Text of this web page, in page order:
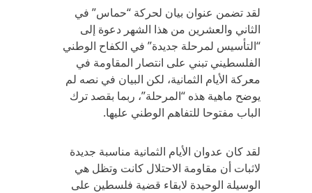
لقد تضمن عنوان بيان لحركة “حماس” في
الثاني والعشرين من هذا الشهر دعوة إلى
“التأسيس لمرحلة جديدة” في الكفاح الوطني
الفلسطيني تبني على انتصار المقاومة في
معركة الأيام الثمانية، لكن البيان في نصه لم
يوضح ماهية هذه “المرحلة”، ربما بقصد ترك
الباب مفتوحا للتفاهم الوطني عليها.
لقد كان عدوان الأيام الثمانية مناسبة جديدة
لاثبات أن مقاومة الاحتلال كانت وتظل هي
الوسيلة الوحيدة لابقاء قضية فلسطين على